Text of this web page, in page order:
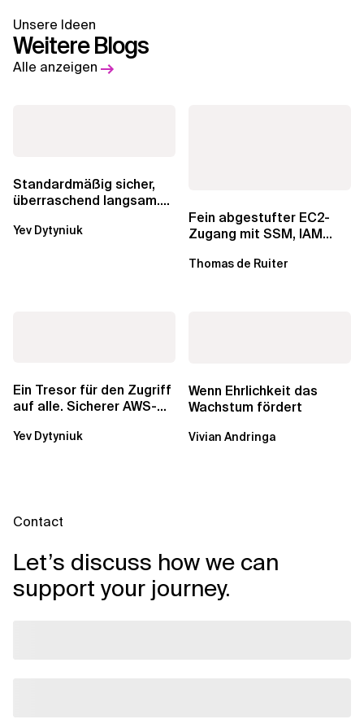
Unsere Ideen
Weitere Blogs
Alle anzeigen
Standardmäßig sicher,
überraschend langsam.
über die RDS...
Yev Dytyniuk
Fein abgestufter EC2-
Zugang mit SSM, IAM
Thomas de Ruiter
Ein Tresor für den Zugriff
auf alle. Sicherer AWS-
Konten
Yev Dytyniuk
Wenn Ehrlichkeit das
Wachstum fördert
Vivian Andringa
Contact
Let’s discuss how we can
support your journey.